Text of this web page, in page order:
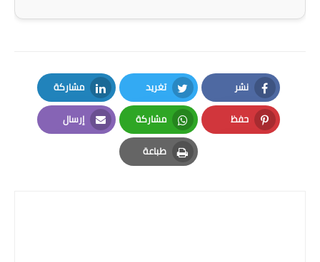
المرحلة الابتدائية
المرحلة المتوسطة
المرحلة الاعدادية
نشر
Facebook
تغريد
Twitter
مشاركة
LinkedIn
حفظ
Pinterest
مشاركة
Whatsapp
إرسال
Email
طباعة
Print